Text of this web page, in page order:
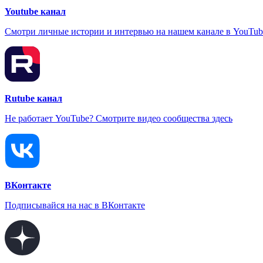
Youtube канал
Смотри личные истории и интервью на нашем канале в
Rutube канал
Не работает YouTube? Смотрите видео сообщества здесь
ВКонтакте
Подписывайся на нас в ВКонтакте